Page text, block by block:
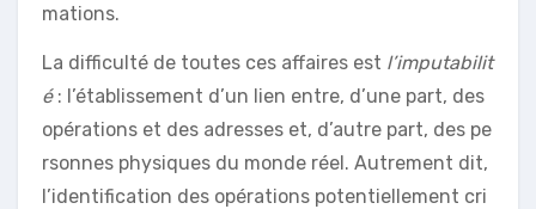
mations.
La difficulté de toutes ces affaires est l’imputabilit
é: l’établissement d’un lien entre, d’une part, des
opérations et des adresses et, d’autre part, des pe
rsonnes physiques du monde réel. Autrement dit,
l’identification des opérations potentiellement cri